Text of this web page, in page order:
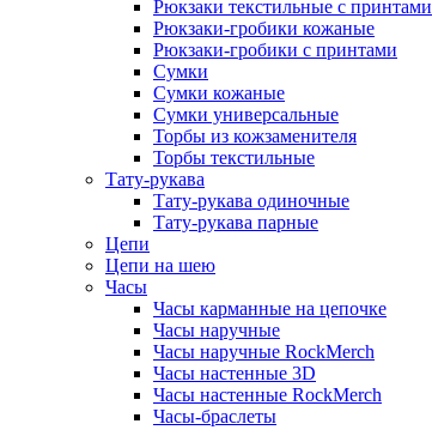
Рюкзаки текстильные с принтами
Рюкзаки-гробики кожаные
Рюкзаки-гробики с принтами
Сумки
Сумки кожаные
Сумки универсальные
Торбы из кожзаменителя
Торбы текстильные
Тату-рукава
Тату-рукава одиночные
Тату-рукава парные
Цепи
Цепи на шею
Часы
Часы карманные на цепочке
Часы наручные
Часы наручные RockMerch
Часы настенные 3D
Часы настенные RockMerch
Часы-браслеты